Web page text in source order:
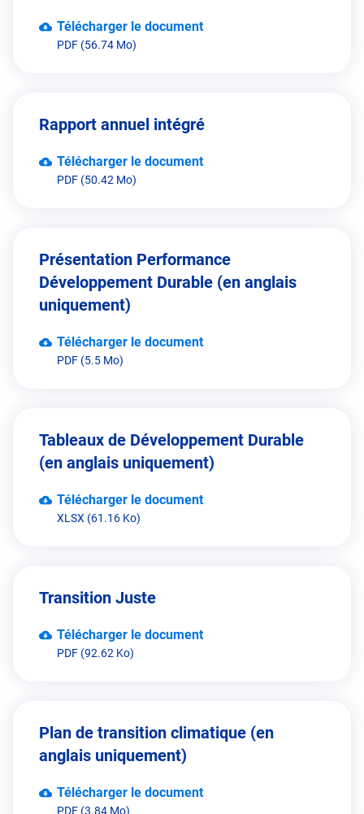
Télécharger le document
PDF (56.74 Mo)
Rapport annuel intégré
Télécharger le document
PDF (50.42 Mo)
Présentation Performance
Développement Durable (en anglais
uniquement)
Télécharger le document
PDF (5.5 Mo)
Tableaux de Développement Durable
(en anglais uniquement)
Télécharger le document
XLSX (61.16 Ko)
Transition Juste
Télécharger le document
PDF (92.62 Ko)
Plan de transition climatique (en
anglais uniquement)
Télécharger le document
PDF (3.84 Mo)